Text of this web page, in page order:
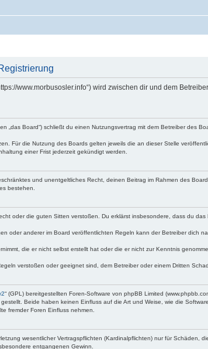
www.morbusosler.info“) wird zwischen dir und dem
„das Board“) schließt du einen Nutzungsvertrag mit dem Betreiber des
Für die Nutzung des Boards gelten jeweils die an dieser Stelle
einer Frist jederzeit gekündigt werden.
und unentgeltliches Recht, deinen Beitrag im Rahmen des
bestehen.
oder die guten Sitten verstoßen. Du erklärst insbesondere, dass du das
oder anderer im Board veröffentlichten Regeln kann der Betreiber dich
die er nicht selbst erstellt hat oder die er nicht zur Kenntnis
verstoßen oder geeignet sind, dem Betreiber oder einem Dritten
“ (GPL) bereitgestellten Foren-Software von phpBB Limited
Beide haben keinen Einfluss auf die Art und Weise, wie die
fremder Foren Einfluss nehmen.
wesentlicher Vertragspflichten (Kardinalpflichten) nur für Schäden,
entgangenen Gewinn.